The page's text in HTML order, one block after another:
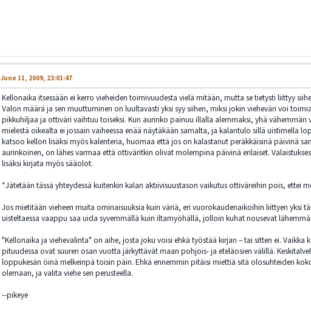
June 11, 2009, 23:01:47
Kellonaika itsessään ei kerro vieheiden toimivuudesta vielä mitään, mutta se tietysti liittyy
Valon määrä ja sen muuttuminen on luultavasti yksi syy siihen, miksi jokin vieheväri voi
pikkuhiljaa ja ottiväri vaihtuu toiseksi. Kun aurinko painuu illalla alemmaksi, yhä
mielestä oikealta ei jossain vaiheessa enää näytäkään samalta, ja kalantulo sillä uistimella
katsoo kellon lisäksi myös kalenteria, huomaa että jos on kalastanut peräkkäisinä päivinä
aurinkoinen, on lähes varmaa että ottiväritkin olivat molempina päivinä erilaiset.
lisäksi kirjata myös sääolot.
*Jätetään tässä yhteydessä kuitenkin kalan aktiivisuustason vaikutus ottiväreihin pois, ettei
Jos mietitään vieheen muita ominaisuuksia kuin väriä, eri vuorokaudenaikoihin liittyen yksi
uisteltaessa vaappu saa uida syvemmällä kuin iltamyöhällä, jolloin kuhat nousevat
"Kellonaika ja viehevalinta" on aihe, josta joku voisi ehkä työstää kirjan – tai sitten ei.
pituudessa ovat suuren osan vuotta järkyttävät maan pohjois- ja eteläosien välillä.
loppukesän öinä melkeinpä toisin päin. Ehkä ennemmin pitäisi miettiä sitä olosuhteiden
olemaan, ja valita viehe sen perusteella.
--pikeye